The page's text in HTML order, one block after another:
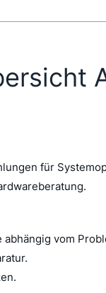
für
vom